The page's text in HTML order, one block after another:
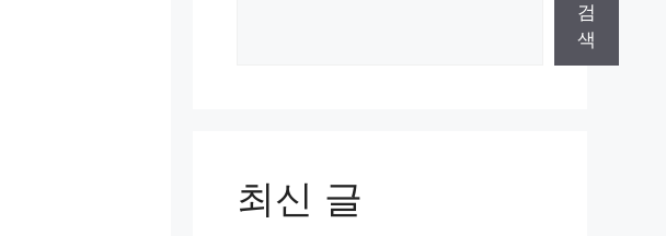
검
색
최신 글